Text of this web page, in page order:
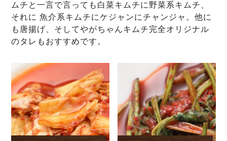
ムチと一言で言っても白菜キムチに野菜系キムチ、
それに 魚介系キムチにケジャンにチャンジャ。他に
も唐揚げ、そしてやがちゃんキムチ完全オリジナル
のタレもおすすめです。